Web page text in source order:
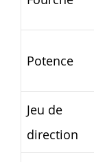
Potence
Jeu de
direction